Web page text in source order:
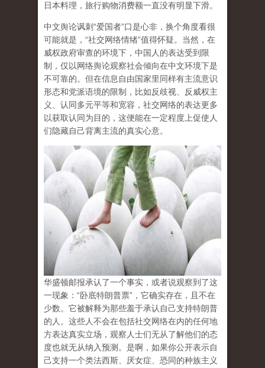
日本料理，旅行购物消费额一直没有明显下滑。
中文舆论讽刺“爱国者”口是心非，换个角度看很
可能就是，“社交网络情绪”值得怀疑。当然，在
威权政府审查的环境下，中国人的表达受到限
制，仅以网络舆论观察社会倾向在中文环境下是
不可靠的。但在信息自由国家里同样有主流意识
形态和党派语境的限制，比如反歧视、反威权主
义、认同多元平等和宽容，社交网络的表达更多
以获取认同为目的，这便能在一定程度上促使人
们隐藏自己背离主流的真实心意。
华盛顿邮报承认了一个事实，或者说观察到了这
一现象：“卧底特朗普票”，它确实存在，且不在
少数。它被解释为那些羞于承认自己支持特朗普
的人。这些人不会在包括社交网络在内的任何地
方表达真实立场，观察人士们无从了解他们的态
度也就无从纳入预测。是啊，如果你公开表示自
己支持一个类法西斯、厌女症、恐同的种族主义